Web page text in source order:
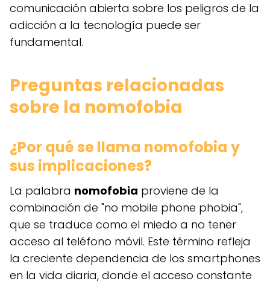
comunicación abierta sobre los peligros de la
adicción a la tecnología puede ser
fundamental.
Preguntas relacionadas
sobre la nomofobia
¿Por qué se llama nomofobia y
sus implicaciones?
La palabra nomofobia proviene de la
combinación de "no mobile phone phobia",
que se traduce como el miedo a no tener
acceso al teléfono móvil. Este término refleja
la creciente dependencia de los smartphones
en la vida diaria, donde el acceso constante